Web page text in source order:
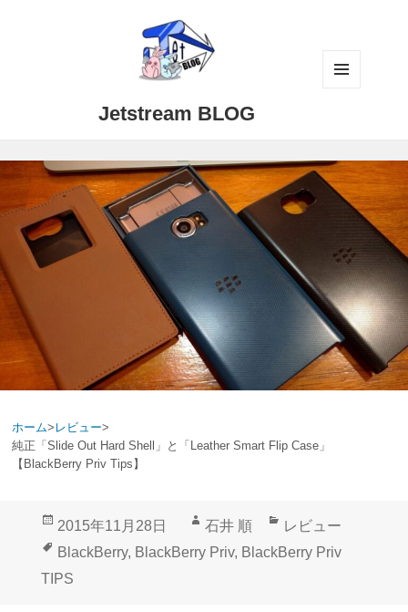
Jetstream BLOG
ホーム> レビュー>
純正「Slide Out Hard Shell」と「Leather Smart Flip Case」
【BlackBerry Priv Tips】
投
稿
日:
2015年11月28日
作
成
石井 順
カ
テ
レビュー
タ
グ
BlackBerry, BlackBerry Priv, BlackBerry Priv
TIPS